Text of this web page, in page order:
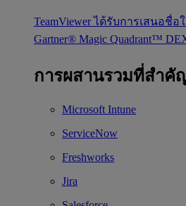
TeamViewer ได้รับการเสนอชื่
Gartner® Magic Quadrant™
การผสานรวมที่สำคั
Microsoft Intune
ServiceNow
Freshworks
Jira